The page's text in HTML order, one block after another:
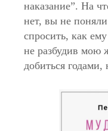
наказание”. На
нет, вы не
спросить, как
не разбудив мою
добиться годами,